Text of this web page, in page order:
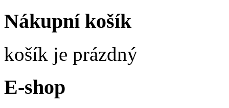
Nákupní košík
košík je prázdný
E-shop